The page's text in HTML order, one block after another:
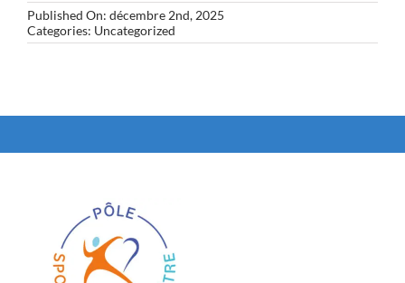
Published On: décembre 2nd, 2025
Categories: Uncategorized